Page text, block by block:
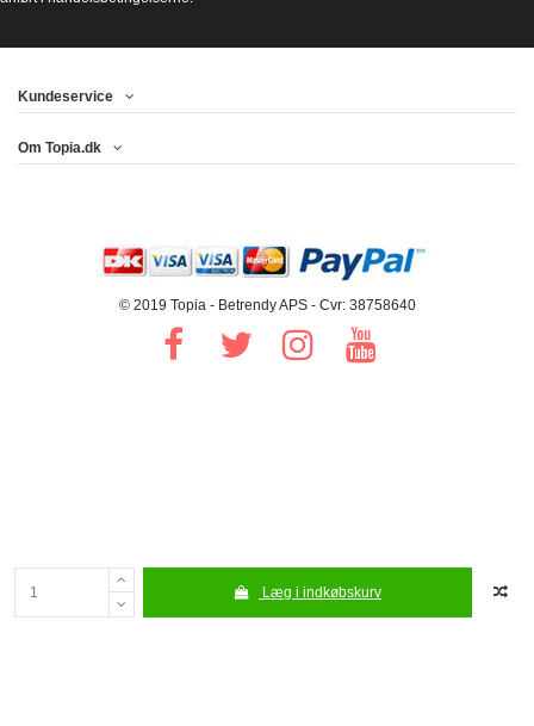
Læg i indkøbskurv
Kundeservice
Om Topia.dk
© 2019 Topia - Betrendy APS - Cvr: 38758640